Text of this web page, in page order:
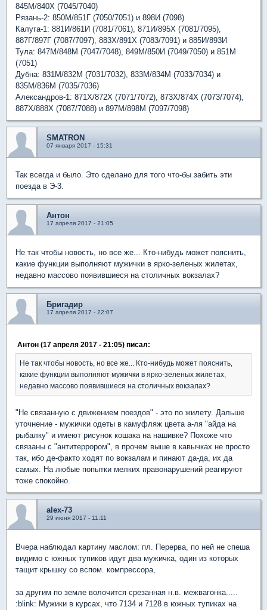
845М/840Х (7045/7040)
Рязань-2: 850М/851Г (7050/7051) и 898И (7098)
Калуга-1: 881И/861И (7081/7061), 871И/895Х (7081/7095),
887Г/897Г (7087/7097), 883Х/891Х (7083/7091) и 885И/893И
Тула: 847М/848М (7047/7048), 849М/850И (7049/7050) и 851М
(7051)
Дубна: 831М/832М (7031/7032), 833М/834М (7033/7034) и
835М/836М (7035/7036)
Александров-1: 871Х/872Х (7071/7072), 873Х/874Х (7073/7074),
887Х/888Х (7087/7088) и 897М/898М (7097/7098)
SMATRON
07 января 2017 - 15:31
Так всегда и было. Это сделано для того что-бы забить эти
поезда в Э-3.
Антон
17 апреля 2017 - 21:05
Не так чтобы новость, но все же... Кто-нибудь может пояснить,
какие функции выполняют мужички в ярко-зеленых жилетах,
недавно массово появившиеся на столичных вокзалах?
Бригадир
17 апреля 2017 - 22:07
Антон (17 апреля 2017 - 21:05) писал:
Не так чтобы новость, но все же... Кто-нибудь может пояснить,
какие функции выполняют мужички в ярко-зеленых жилетах,
недавно массово появившиеся на столичных вокзалах?
"Не связанную с движением поездов" - это по жилету. Дальше
уточнение - мужички одеты в камуфляж цвета а-ля "айда на
рыбалку" и имеют рисунок кошака на нашивке? Похоже что
связаны с "антитеррором", в прочем выше в кавычках не просто
так, ибо де-факто ходят по вокзалам и пинают да-да, их да
самых. На любые попытки мелких правонарушений реагируют
тоже спокойно.
alex-73
29 июня 2017 - 11:11
Вчера наблюдал картину маслом: пл. Перерва, по ней не спеша
видимо с южных тупиков идут два мужичка, один из которых
тащит крышку со вспом. компрессора,
за другим по земле волочится срезанная н.в. межвагонка.....
:blink: Мужики в курсах, что 7134 и 7128 в южных тупиках на